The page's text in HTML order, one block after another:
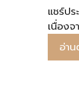
แชร์ป
เนื่องจ
อ่า